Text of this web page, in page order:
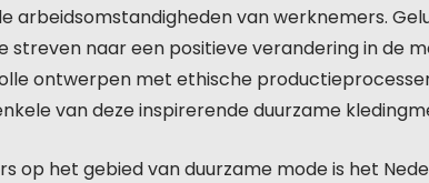
arbeidsomstandigheden van werknemers.
streven naar een positieve verandering in de
ontwerpen met ethische
van deze inspirerende duurzame
op het gebied van duurzame mode is het